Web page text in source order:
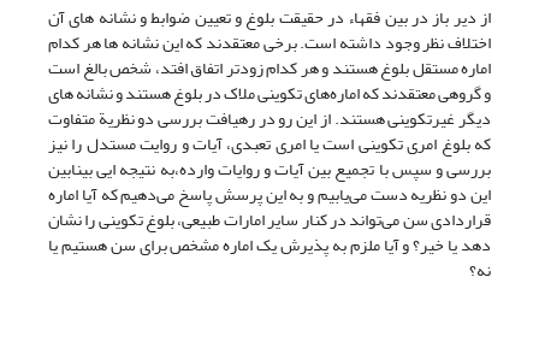
از دیر باز در بین فقهاء در حقیقت بلوغ و تعیین ضوابط و نشانه های آن
اختلاف نظر وجود داشته است. برخی معتقدند که این نشانه ها هر کدام
اماره مستقل بلوغ هستند و هر کدام زودتر اتفاق افتد، شخص بالغ است
و گروهی معتقدند که اماره‌‌های تکوینی ملاک در بلوغ هستند و نشانه های
دیگر غیرتکوینی هستند. از این رو در رهیافت بررسی دو نظریة متفاوت
که بلوغ امری تکوینی است یا امری تعبدی، آیات و روایت مستدل را نیز
بررسی و سپس با تجمیع بین آیات و روایات وارده،به نتیجه ایی بینابین
این دو نظریه دست می‌‌یابیم و به این پرسش پاسخ می‌‌دهیم که آیا اماره
قراردادی سن می‌‌تواند در کنار سایر امارات طبیعی، بلوغ تکوینی را نشان
دهد یا خیر؟ و آیا ملزم به پذیرش یک اماره مشخص برای سن هستیم یا
نه؟